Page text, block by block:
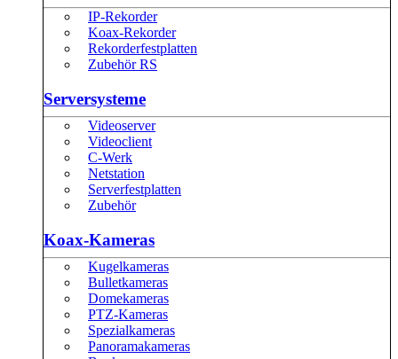
IP-Rekorder
Koax-Rekorder
Rekorderfestplatten
Zubehör RS
Serversysteme
Videoserver
Videoclient
C-Werk
Netstation
Serverfestplatten
Zubehör
Koax-Kameras
Kugelkameras
Bulletkameras
Domekameras
PTZ-Kameras
Spezialkameras
Panoramakameras